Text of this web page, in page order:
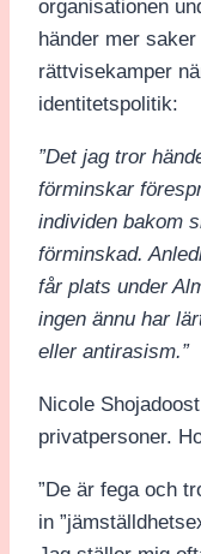
organisationen
händer mer
rättvisekamper
identitetspolitik:
”Det jag tror
förminskar
individen bakom
förminskad.
får plats under
ingen ännu har
eller antirasism.”
Nicole
privatpersoner.
”De är fega och
in